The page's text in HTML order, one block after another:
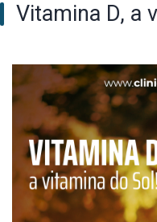
Vitamina D, a